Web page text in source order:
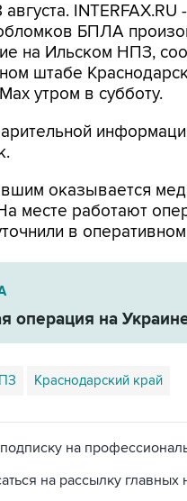
INTERFAX.RU
БПЛА
на Ильском НПЗ,
штабе
утром в субботу.
оказывается
месте работают
в
операция на
Краснодарский край
на
на рассылку главных